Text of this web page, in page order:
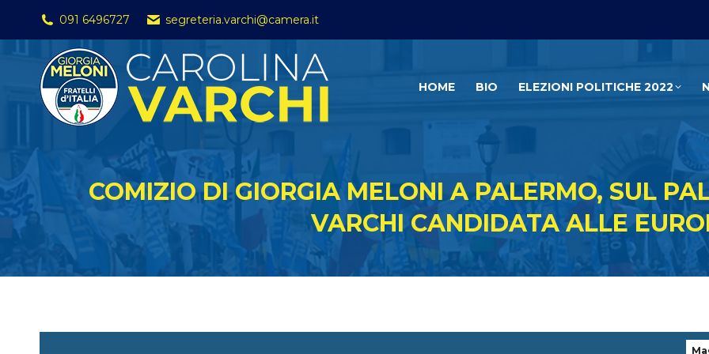
091 6496727 segreteria.varchi@camera.it
HOME BIO ELEZIONI POLITICHE 2022
COMIZIO DI GIORGIA MELONI A PALERMO, SUL
VARCHI CANDIDATA ALLE